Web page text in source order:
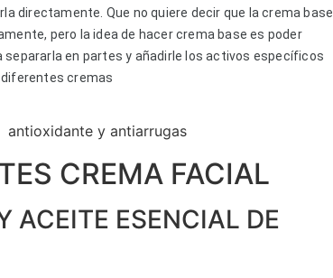
directamente. Que no quiere decir que la crema base
pero la idea de hacer crema base es poder
separarla en partes y añadirle los activos específicos
cremas
CREMA FACIAL
ACEITE ESENCIAL DE